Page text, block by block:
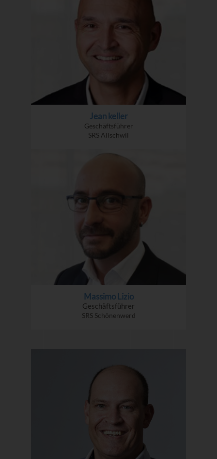
Jean keller
Geschäftsführer
SRS Allschwil
Massimo Lizio
Geschäftsführer
SRS Schönenwerd